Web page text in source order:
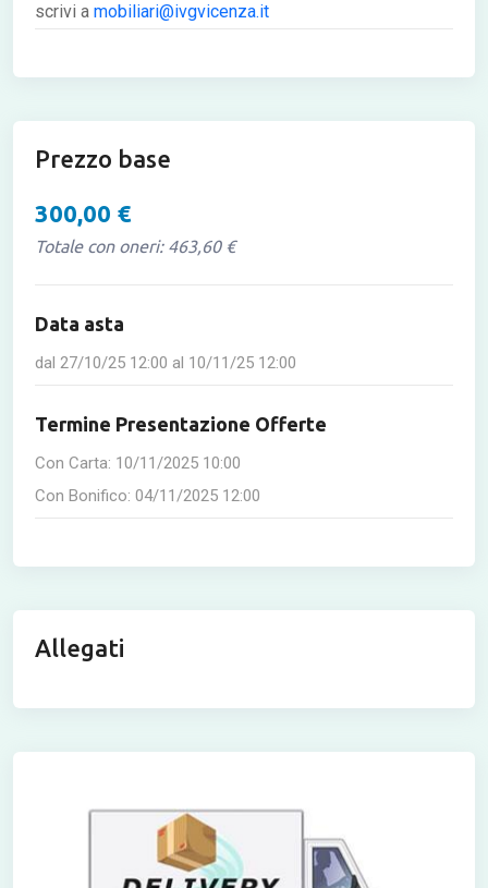
scrivi a mobiliari@ivgvicenza.it
Prezzo base
300,00 €
Totale con oneri: 463,60 €
Data asta
dal 27/10/25 12:00 al 10/11/25 12:00
Termine Presentazione Offerte
Con Carta: 10/11/2025 10:00
Con Bonifico: 04/11/2025 12:00
Allegati